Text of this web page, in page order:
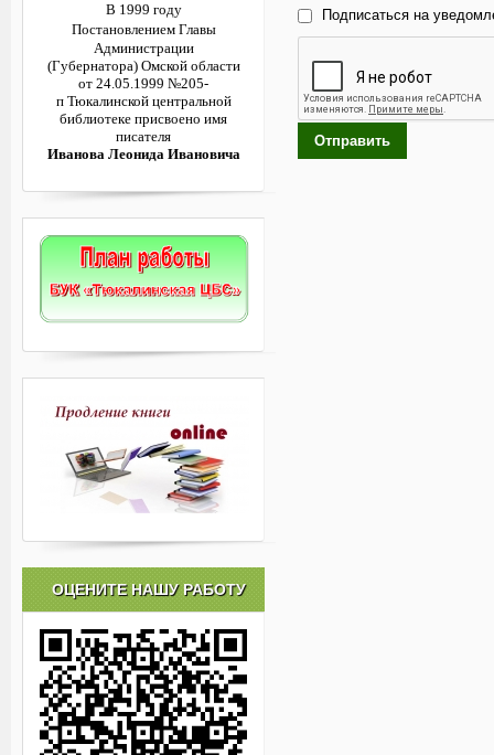
Подписаться на
Отправить
В 1999 году
Постановлением Главы
Администрации
(Губернатора) Омской области
от 24.05.1999 №205-
п Тюкалинской центральной
библиотеке присвоено имя
писателя
Иванова Леонида Ивановича
ОЦЕНИТЕ НАШУ РАБОТУ